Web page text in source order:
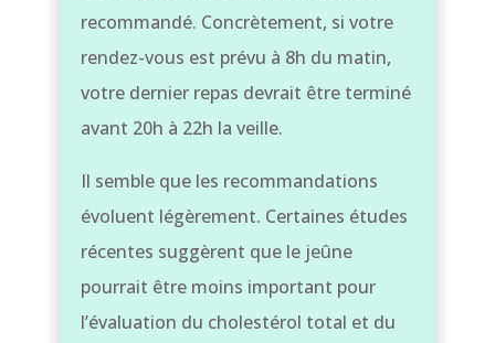
recommandé. Concrètement, si votre
rendez-vous est prévu à 8h du matin,
votre dernier repas devrait être terminé
avant 20h à 22h la veille.
Il semble que les recommandations
évoluent légèrement. Certaines études
récentes suggèrent que le jeûne
pourrait être moins important pour
l’évaluation du cholestérol total et du